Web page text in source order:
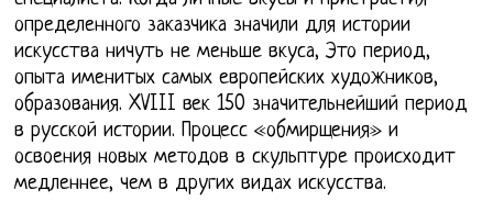
определенного заказчика значили для истории
искусства ничуть не меньше вкуса, Это период,
опыта именитых самых европейских художников,
образования. XVIII век 150 значительнейший период
в русской истории. Процесс «обмирщения» и
освоения новых методов в скульптуре происходит
медленнее, чем в других видах искусства.